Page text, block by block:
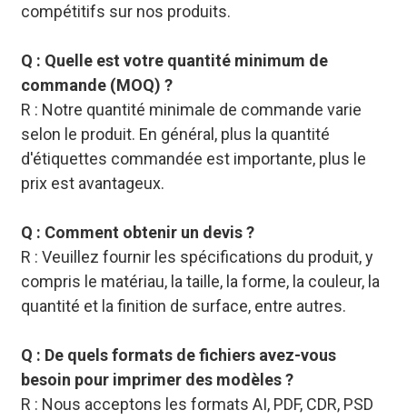
compétitifs sur nos produits.
Q : Quelle est votre quantité minimum de
commande (MOQ) ?
R : Notre quantité minimale de commande varie
selon le produit. En général, plus la quantité
d'étiquettes commandée est importante, plus le
prix est avantageux.
Q : Comment obtenir un devis ?
R : Veuillez fournir les spécifications du produit, y
compris le matériau, la taille, la forme, la couleur, la
quantité et la finition de surface, entre autres.
Q : De quels formats de fichiers avez-vous
besoin pour imprimer des modèles ?
R : Nous acceptons les formats AI, PDF, CDR, PSD